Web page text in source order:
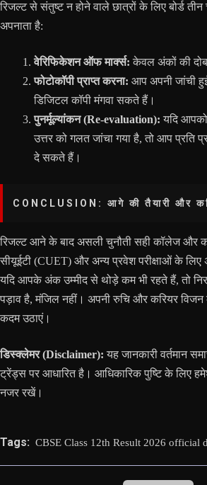
रिजल्ट से संतुष्ट न होने वाले छात्रों के लिए बोर्ड तीन
अपनाता है:
वेरिफिकेशन ऑफ मार्क्स: केवल अंकों की
फोटोकॉपी प्राप्त करना: आप अपनी जांची
डिजिटल कॉपी मंगवा सकते हैं।
पुनर्मूल्यांकन (Re-evaluation): यदि
उत्तर को गलत जांचा गया है, तो आप प्रति
दे सकते हैं।
CONCLUSION: आगे की तैयारी और
रिजल्ट आने के बाद असली चुनौती सही कॉलेज और
सीयूईटी (CUET) और अन्य प्रवेश परीक्षाओं के
यदि आपके अंक उम्मीद से थोड़े कम भी रहते हैं, तो
पड़ाव है, मंजिल नहीं। अपनी रुचि और करियर विजन
कदम उठाएं।
डिस्क्लेमर (Disclaimer): यह जानकारी वर्तमान
ट्रेंड्स पर आधारित है। आधिकारिक पुष्टि के लिए
नजर रखें।
Tags: CBSE Class 12th Result 2026 official